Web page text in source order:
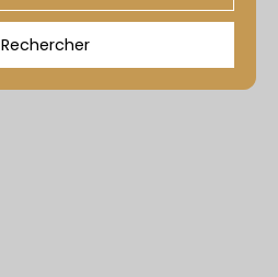
Rechercher